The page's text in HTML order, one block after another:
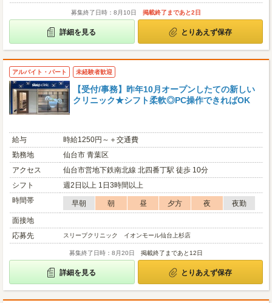
募集終了日時：8月10日 掲載終了まであと2日
詳細を見る とりあえず保存
アルバイト・パート 未経験者歓迎
【受付/事務】昨年10月オープンしたての新しい
クリニック★シフト柔軟◎PC操作できればOK
給与
時給1250円～＋交通費
勤務地
仙台市 青葉区
アクセス
仙台市営地下鉄南北線 北四番丁駅 徒歩 10分
シフト
週2日以上 1日3時間以上
時間帯
早朝 朝 昼 夕方 夜
夜勤
面接地
応募先
スリープクリニック イオンモール仙台上杉店
募集終了日時：8月20日 掲載終了まであと12日
詳細を見る とりあえず保存